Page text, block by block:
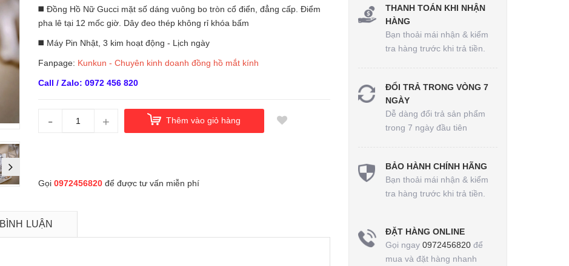
◼️ Đồng Hồ Nữ Gucci mặt số dáng vuông bo tròn cổ điển, đẳng cấp. Điểm
pha lê tại 12 mốc giờ. Dây đeo thép không rỉ khóa bấm
◼️ Máy Pin Nhật, 3 kim hoạt động - Lịch ngày
Fanpage: Kunkun - Chuyên kinh doanh đồng hồ mắt kính
Call / Zalo: 0972 456 820
- + Thêm vào giỏ hàng
Gọi 0972456820để được tư vấn miễn phí
BÌNH LUẬN
THANH TOÁN KHI NHẬN
HÀNG
Bạn thoải mái nhận & kiểm
tra hàng trước khi trả tiền.
ĐỔI TRẢ TRONG VÒNG 7
NGÀY
Dễ dàng đổi trả sản phẩm
trong 7 ngày đầu tiên
BẢO HÀNH CHÍNH HÃNG
Bạn thoải mái nhận & kiểm
tra hàng trước khi trả tiền.
ĐẶT HÀNG ONLINE
Gọi ngay 0972456820để
mua và đặt hàng nhanh